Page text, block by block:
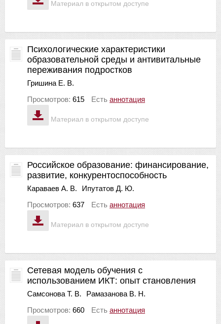
Материал в открытом доступе
Материал в открытом доступе
Психологические характеристики
образовательной среды и антивитальные
переживания подростков
Гришина Е. В.
Просмотров: 615 Есть аннотация
Материал в открытом доступе
Российское образование: финансирование,
развитие, конкурентоспособность
Караваев А. В.
Ипутатов Д. Ю.
Просмотров: 637 Есть аннотация
Сетевая модель обучения с
использованием ИКТ: опыт становления
Самсонова Т. В.
Рамазанова В. Н.
Просмотров: 660 Есть аннотация